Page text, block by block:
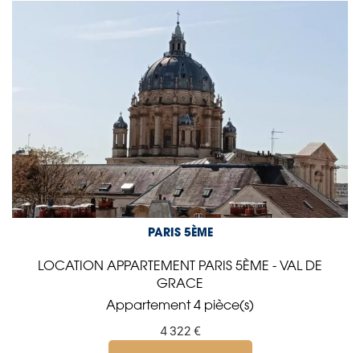
PARIS 5ÈME
LOCATION APPARTEMENT PARIS 5ÈME - VAL DE
GRACE
Appartement 4 pièce(s)
4 322 €